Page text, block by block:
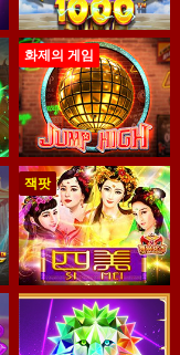
화제의 게임
잭팟